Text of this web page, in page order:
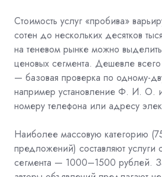
Стоимость услуг «пробива»
сотен до нескольких десятков
на теневом рынке можно
ценовых сегмента. Дешевле
— базовая проверка по одному-
например установление Ф. И. О.
номеру телефона или адресу
Наиболее массовую категорию
предложений) составляют услуги
сегмента — 1000–1500 рублей.